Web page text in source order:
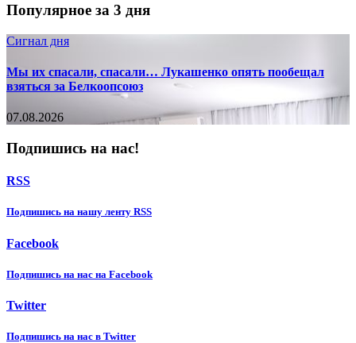
Популярное за 3 дня
Сигнал дня
Мы их спасали, спасали… Лукашенко опять пообещал
взяться за Белкоопсоюз
07.08.2026
Подпишись на нас!
RSS
Подпишиcь на нашу ленту RSS
Facebook
Подпишиcь на нас на Facebook
Twitter
Подпишиcь на нас в Twitter